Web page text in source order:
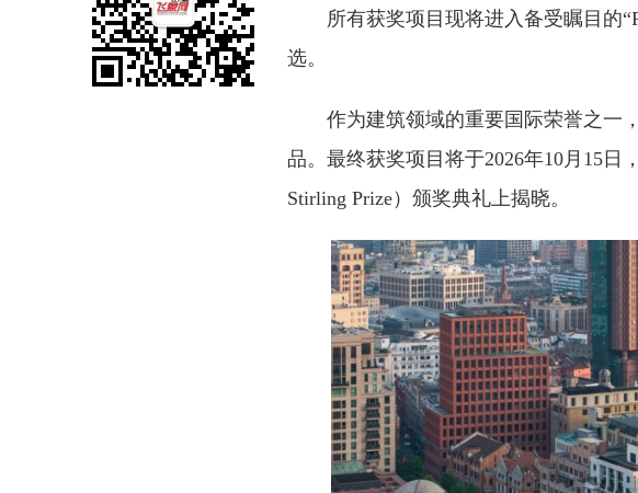
所有获奖项目现将进入备受瞩目的
选。
作为建筑领域的重要国际荣誉之一
品。最终获奖项目将于2026年10月15日
Stirling Prize）颁奖典礼上揭晓。